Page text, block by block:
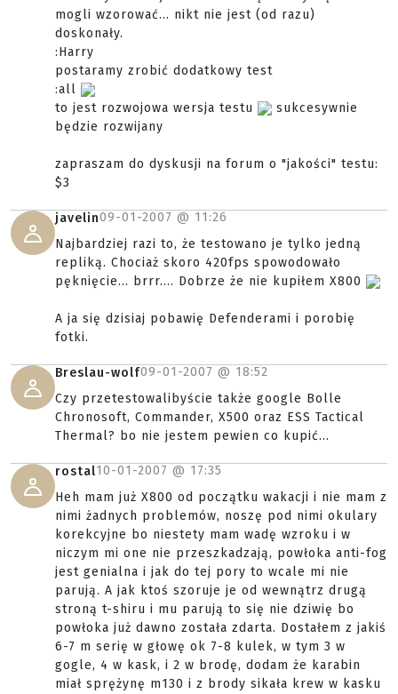
mogli wzorować... nikt nie jest (od razu)
doskonały.
:Harry
postaramy zrobić dodatkowy test
:all
to jest rozwojowa wersja testu
sukcesywnie
będzie rozwijany
zapraszam do dyskusji na forum o "jakości" testu:
$3
javelin09-01-2007 @ 11:26
Najbardziej razi to, że testowano je tylko jedną
repliką. Chociaż skoro 420fps spowodowało
pęknięcie... brrr.... Dobrze że nie kupiłem X800
A ja się dzisiaj pobawię Defenderami i porobię
fotki.
Breslau-wolf09-01-2007 @ 18:52
Czy przetestowalibyście także google Bolle
Chronosoft, Commander, X500 oraz ESS Tactical
Thermal? bo nie jestem pewien co kupić...
rostal10-01-2007 @ 17:35
Heh mam już X800 od początku wakacji i nie mam z
nimi żadnych problemów, noszę pod nimi okulary
korekcyjne bo niestety mam wadę wzroku i w
niczym mi one nie przeszkadzają, powłoka anti-fog
jest genialna i jak do tej pory to wcale mi nie
parują. A jak ktoś szoruje je od wewnątrz drugą
stroną t-shiru i mu parują to się nie dziwię bo
powłoka już dawno została zdarta. Dostałem z jakiś
6-7 m serię w głowę ok 7-8 kulek, w tym 3 w
gogle, 4 w kask, i 2 w brodę, dodam że karabin
miał sprężynę m130 i z brody sikała krew w kasku